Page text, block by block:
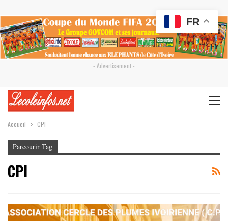
- Advertisement -
Accueil CPI
Parcourir Tag
CPI
FR